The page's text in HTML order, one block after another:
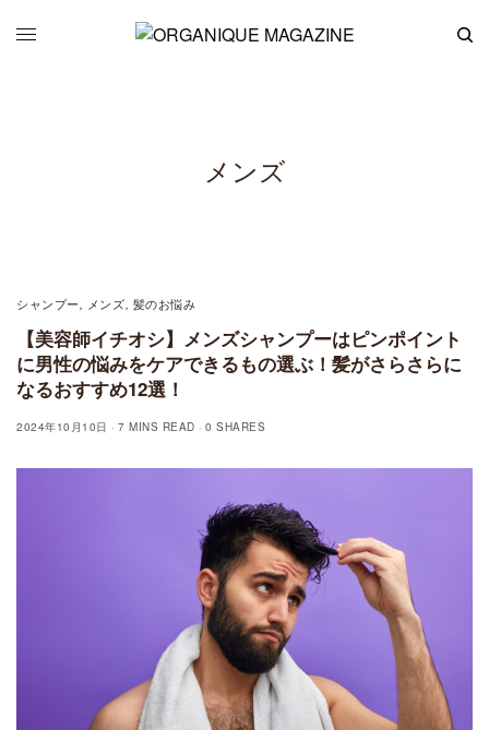
メンズ
シャンプー, メンズ, 髪のお悩み
【美容師イチオシ】メンズシャンプーはピンポイント
に男性の悩みをケアできるもの選ぶ！髪がさらさらに
なるおすすめ12選！
2024年10月10日 7 MINS READ 0 SHARES